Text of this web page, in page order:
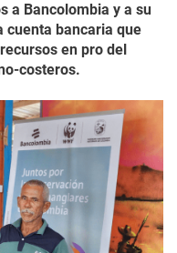
a Bancolombia y a su
cuenta bancaria que
en pro del
costeros.